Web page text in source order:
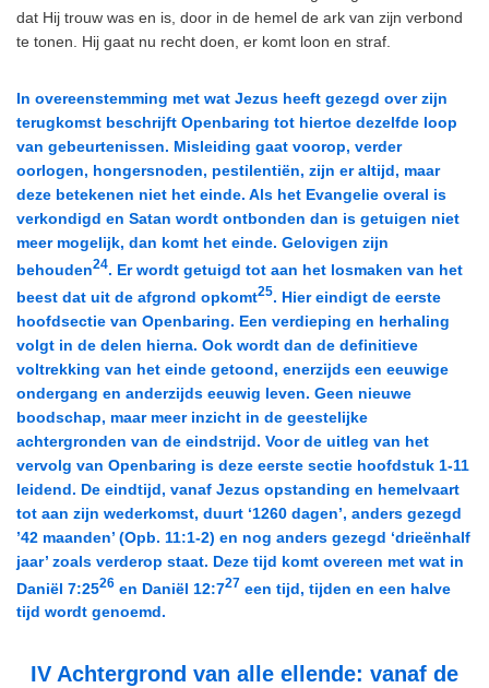
dat Hij trouw was en is, door in de hemel de ark van zijn verbond
te tonen. Hij gaat nu recht doen, er komt loon en straf.
In overeenstemming met wat Jezus heeft gezegd over zijn
terugkomst beschrijft Openbaring tot hiertoe dezelfde loop
van gebeurtenissen. Misleiding gaat voorop, verder
oorlogen, hongersnoden, pestilentiën, zijn er altijd, maar
deze betekenen niet het einde. Als het Evangelie overal is
verkondigd en Satan wordt ontbonden dan is getuigen niet
meer mogelijk, dan komt het einde. Gelovigen zijn
behouden24. Er wordt getuigd tot aan het losmaken van het
beest dat uit de afgrond opkomt25. Hiereindigt de eerste
hoofdsectie van Openbaring. Een verdieping en herhaling
volgt in de delen hierna. Ook wordt dan de definitieve
voltrekking van het einde getoond, enerzijds een eeuwige
ondergang en anderzijds eeuwig leven. Geen nieuwe
boodschap, maar meer inzicht in de geestelijke
achtergronden van de eindstrijd. Voor de uitleg van het
vervolg van Openbaring is deze eerste sectie hoofdstuk 1-11
leidend. De eindtijd, vanaf Jezus opstanding en hemelvaart
tot aan zijn wederkomst, duurt ‘1260 dagen’, anders gezegd
’42 maanden’ (Opb. 11:1-2) en nog anders gezegd ‘drieënhalf
jaar’ zoals verderop staat. Deze tijd komt overeen met wat in
Daniël 7:2526 en Daniël 12:727 een tijd, tijden en een halve
tijd wordt genoemd.
IV Achtergrond van alle ellende: vanaf de